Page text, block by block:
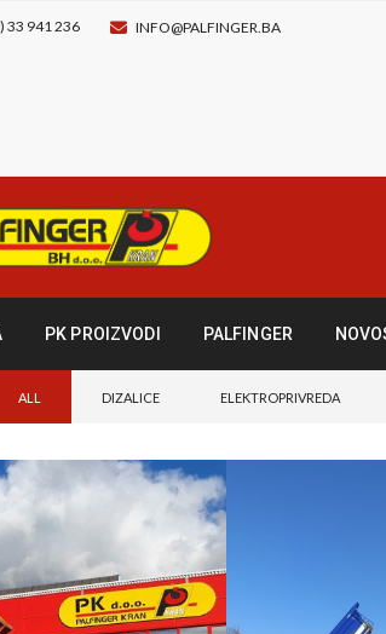
33 941 236 INFO@PALFINGER.BA
PK PROIZVODI PALFINGER
ALL DIZALICE ELEKTROPRIVREDA